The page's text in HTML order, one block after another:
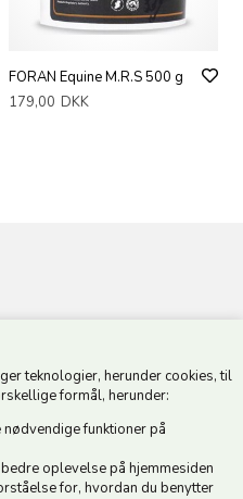
teknologier, herunder cookies, til
formål, herunder:
funktioner på
oplevelse på hjemmesiden
for, hvordan du benytter
FORAN Equine M.R.S 500 g
179,00 DKK
Middagslukket 12.00-12.30 |